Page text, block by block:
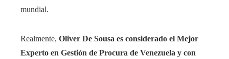
mundial.
Realmente, Oliver De Sousa es considerado el Mejor
Experto en Gestión de Procura de Venezuela y con